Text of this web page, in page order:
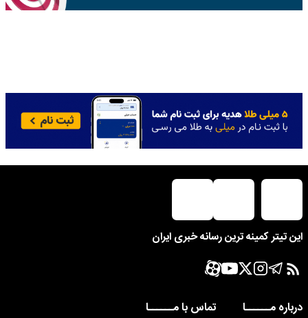
این تیتر کمینه ترین رسانه خبری ایران
درباره مــــــا
تماس با مــــــا